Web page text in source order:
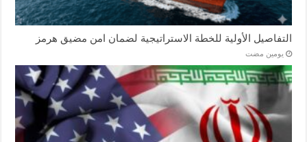
التفاصيل الأولية للخطة الاستراتيجية لضمان امن مضيق هرمز
‏يومين مضت